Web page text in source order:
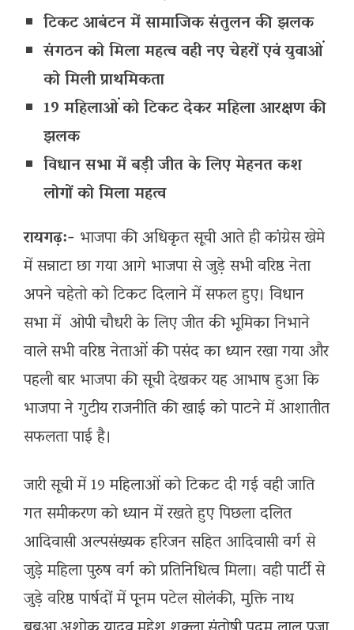
टिकट आबंटन में सामाजिक संतुलन की झलक
संगठन को मिला महत्व वही नए चेहरों एवं युवाओं
को मिली प्राथमिकता
19 महिलाओं को टिकट देकर महिला आरक्षण की
झलक
विधान सभा में बड़ी जीत के लिए मेहनत कश
लोगों को मिला महत्व
रायगढ़:- भाजपा की अधिकृत सूची आते ही कांग्रेस खेमे
में सन्नाटा छा गया आगे भाजपा से जुड़े सभी वरिष्ठ नेता
अपने चहेतो को टिकट दिलाने में सफल हुए। विधान
सभा में ओपी चौधरी के लिए जीत की भूमिका निभाने
वाले सभी वरिष्ठ नेताओं की पसंद का ध्यान रखा गया और
पहली बार भाजपा की सूची देखकर यह आभाष हुआ कि
भाजपा ने गुटीय राजनीति की खाई को पाटने में आशातीत
सफलता पाई है।
जारी सूची में 19 महिलाओं को टिकट दी गई वही जाति
गत समीकरण को ध्यान में रखते हुए पिछला दलित
आदिवासी अल्पसंख्यक हरिजन सहित आदिवासी वर्ग से
जुड़े महिला पुरुष वर्ग को प्रतिनिधित्व मिला। वही पार्टी से
जुड़े वरिष्ठ पार्षदों में पूनम पटेल सोलंकी, मुक्ति नाथ